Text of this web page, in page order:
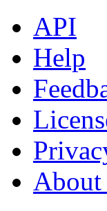
API
Help